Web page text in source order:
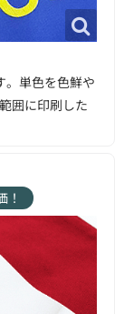
。単色を色鮮や
囲に印刷した
！